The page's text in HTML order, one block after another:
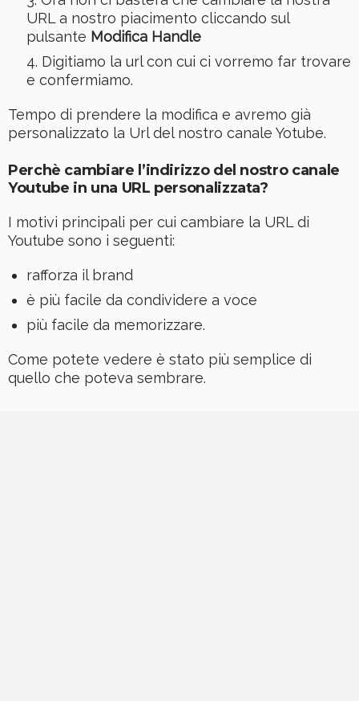
URL a nostro piacimento cliccando sul
pulsante Modifica Handle
Digitiamo la url con cui ci vorremo far trovare
e confermiamo.
Tempo di prendere la modifica e avremo già
personalizzato la Url del nostro canale Yotube.
Perchè cambiare l’indirizzo del nostro canale
Youtube in una URL personalizzata?
I motivi principali per cui cambiare la URL di
Youtube sono i seguenti:
rafforza il brand
è più facile da condividere a voce
più facile da memorizzare.
Come potete vedere è stato più semplice di
quello che poteva sembrare.